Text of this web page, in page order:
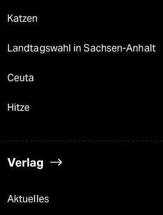
Katzen
Landtagswahl in Sachsen-Anhalt
Ceuta
Hitze
Verlag
Aktuelles